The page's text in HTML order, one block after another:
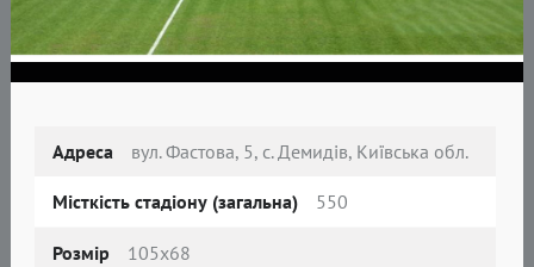
Адреса вул. Фастова, 5, с. Демидів, Київська обл.
Місткість стадіону (загальна) 550
Розмір 105x68